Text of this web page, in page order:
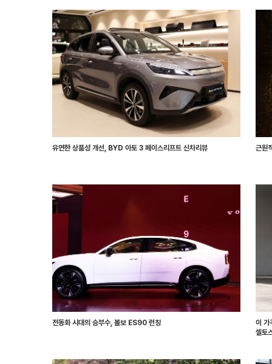
유연한 상품성 개선, BYD 아토 3 페이스리프트 신차리뷰 근원
전동화 시대의 승부수, 볼보 ES90 런칭
이 가
셀토